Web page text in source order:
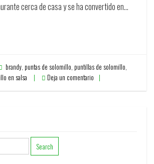
cerca de casa y se ha convertido en…
brandy, puntas de solomillo, puntillas de solomillo,
en salsa Deja un comentario